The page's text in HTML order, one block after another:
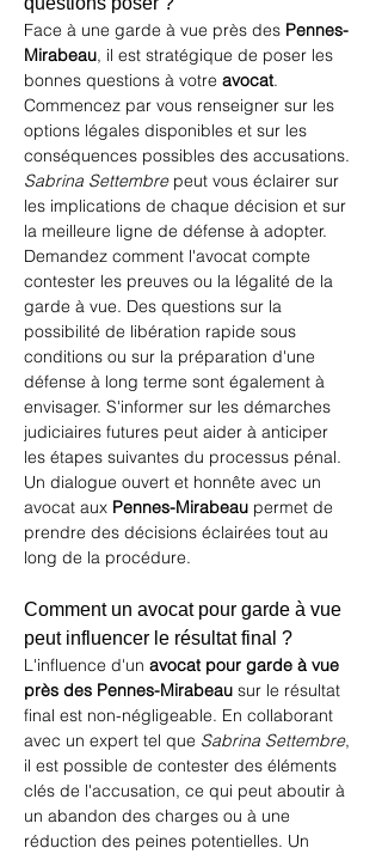
Face à une garde à vue près des Pennes-
Mirabeau, il est stratégique de poser les
bonnes questions à votre avocat.
Commencez par vous renseigner sur les
options légales disponibles et sur les
conséquences possibles des accusations.
Sabrina Settembre peut vous éclairer sur
les implications de chaque décision et sur
la meilleure ligne de défense à adopter.
Demandez comment l'avocat compte
contester les preuves ou la légalité de la
garde à vue. Des questions sur la
possibilité de libération rapide sous
conditions ou sur la préparation d'une
défense à long terme sont également à
envisager. S'informer sur les démarches
judiciaires futures peut aider à anticiper
les étapes suivantes du processus pénal.
Un dialogue ouvert et honnête avec un
avocat aux Pennes-Mirabeau permet de
prendre des décisions éclairées tout au
long de la procédure.
Comment un avocat pour garde à vue
peut influencer le résultat final ?
L'influence d'un avocat pour garde à vue
près des Pennes-Mirabeau sur le résultat
final est non-négligeable. En collaborant
avec un expert tel que Sabrina Settembre,
il est possible de contester des éléments
clés de l'accusation, ce qui peut aboutir à
un abandon des charges ou à une
réduction des peines potentielles. Un